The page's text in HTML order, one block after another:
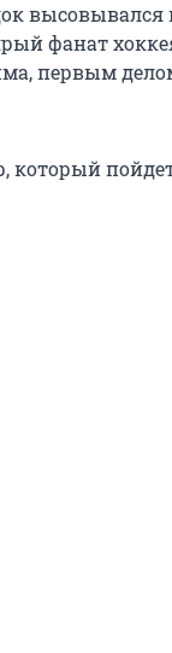
фанат
первым
который